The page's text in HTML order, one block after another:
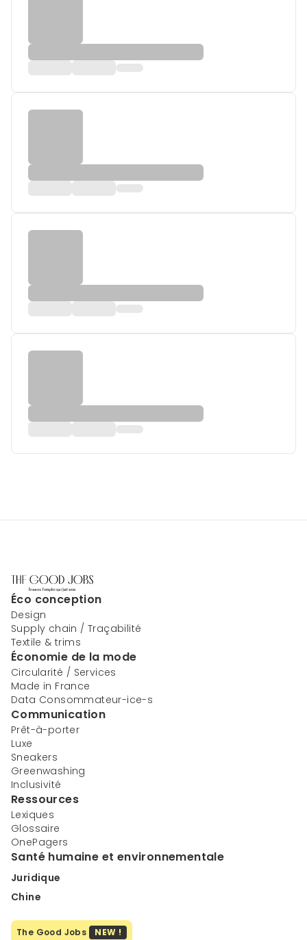
Éco conception
Design
Supply chain / Traçabilité
Textile & trims
Économie de la mode
Circularité / Services
Made in France
Data Consommateur-ice-s
Communication
Prêt-à-porter
Luxe
Sneakers
Greenwashing
Inclusivité
Ressources
Lexiques
Glossaire
OnePagers
Santé humaine et environnementale
Juridique
Chine
The Good Jobs NEW !